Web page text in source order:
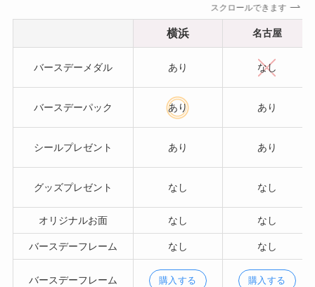
スクロールできます
横浜 名古屋
バースデーメダル あり なし
バースデーパック あり あり
シールプレゼント あり あり
グッズプレゼント なし なし
オリジナルお面 なし なし
バースデーフレーム なし なし
バースデーフレーム 購入する 購入する